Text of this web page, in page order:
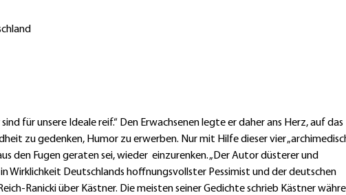
für unsere Ideale reif.“ Den Erwachsenen legte er daher ans Herz, auf das
zu gedenken, Humor zu erwerben. Nur mit Hilfe dieser vier
den Fugen geraten sei, wieder  einzurenken. „Der Autor düsterer und
Wirklichkeit Deutschlands hoffnungsvollster Pessimist und der deutschen
Ranicki über Kästner. Die meisten seiner Gedichte schrieb Kästner